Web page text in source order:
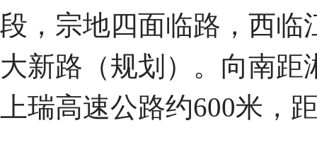
段，宗地四面临路，西临
大新路（规划）。向南距
上瑞高速公路约600米，